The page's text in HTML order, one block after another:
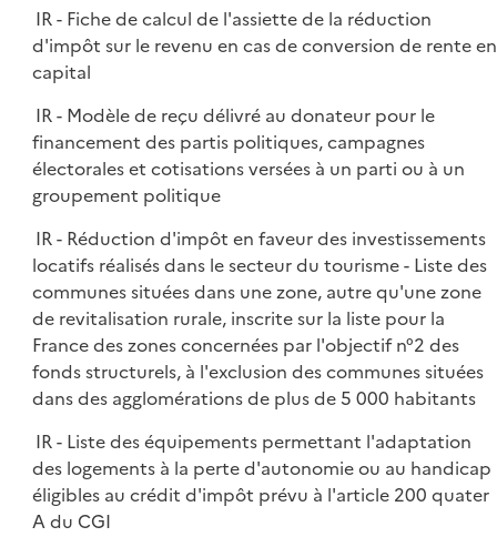
IR - Fiche de calcul de l'assiette de la réduction
d'impôt sur le revenu en cas de conversion de rente en
capital
IR - Modèle de reçu délivré au donateur pour le
financement des partis politiques, campagnes
électorales et cotisations versées à un parti ou à un
groupement politique
IR - Réduction d'impôt en faveur des investissements
locatifs réalisés dans le secteur du tourisme - Liste des
communes situées dans une zone, autre qu'une zone
de revitalisation rurale, inscrite sur la liste pour la
France des zones concernées par l'objectif n°2 des
fonds structurels, à l'exclusion des communes situées
dans des agglomérations de plus de 5 000 habitants
IR - Liste des équipements permettant l'adaptation
des logements à la perte d'autonomie ou au handicap
éligibles au crédit d'impôt prévu à l'article 200 quater
A du CGI